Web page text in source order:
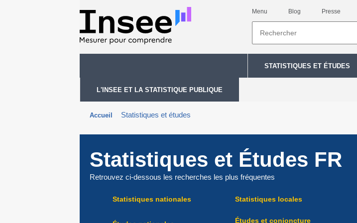
Menu Blog Presse
STATISTIQUES ET ÉTUDES
L'INSEE ET LA STATISTIQUE PUBLIQUE
Accueil Statistiques et études
Statistiques et Études FR
Retrouvez ci-dessous les recherches les plus fréquentes
Statistiques nationales Statistiques locales
Études et conjoncture